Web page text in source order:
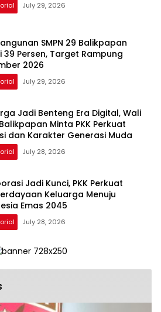
July 29, 2026
SMPN 29 Balikpapan
39 Persen, Target Rampung
2026
July 29, 2026
Jadi Benteng Era Digital, Wali
Minta PKK Perkuat
dan Karakter Generasi Muda
July 28, 2026
Jadi Kunci, PKK Perkuat
Keluarga Menuju
Emas 2045
July 28, 2026